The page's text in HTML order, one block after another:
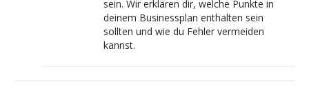
sein. Wir erklären dir, welche Punkte in
deinem Businessplan enthalten sein
sollten und wie du Fehler vermeiden
kannst.